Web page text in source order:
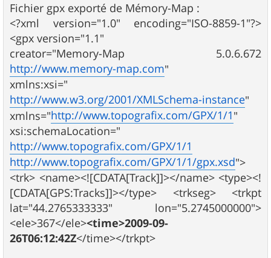
Fichier gpx exporté de Mémory-Map :
<?xml version="1.0" encoding="ISO-8859-1"?>
<gpx version="1.1"
creator="Memory-Map 5.0.6.672
http://www.memory-map.com"
xmlns:xsi="
http://www.w3.org/2001/XMLSchema-instance"
xmlns="http://www.topografix.com/GPX/1/1"
xsi:schemaLocation="
http://www.topografix.com/GPX/1/1
http://www.topografix.com/GPX/1/1/gpx.xsd">
<trk> <name><![CDATA[Track]]></name> <type><!
[CDATA[GPS:Tracks]]></type> <trkseg> <trkpt
lat="44.2765333333" lon="5.2745000000">
<ele>367</ele><time>2009-09-
26T06:12:42Z</time></trkpt>